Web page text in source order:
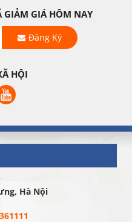
GIÁ HÔM NAY
Đăng Ký
HỘI
Hà Nội